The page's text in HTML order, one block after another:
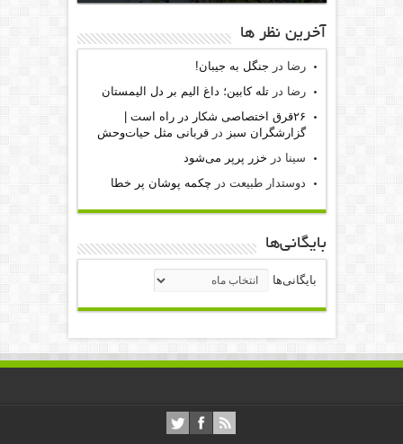
آخرين نظر ها
رضا در جنگل به جیبان!
رضا درتله کابین؛ داغ الیم بر دل الیمستان
۲۶قرق اختصاصی شکار‌ در راه است |
گزارشگران سبز درقربانی مثل حیات‌وحش
سینا در خزر پرپر می‌شود
دوستدار طبیعت در چکمه پوشان پر خطا
بایگانی‌ها
بایگانی‌ها